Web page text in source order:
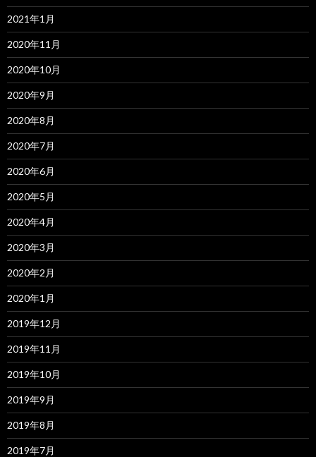
2021年1月
2020年11月
2020年10月
2020年9月
2020年8月
2020年7月
2020年6月
2020年5月
2020年4月
2020年3月
2020年2月
2020年1月
2019年12月
2019年11月
2019年10月
2019年9月
2019年8月
2019年7月